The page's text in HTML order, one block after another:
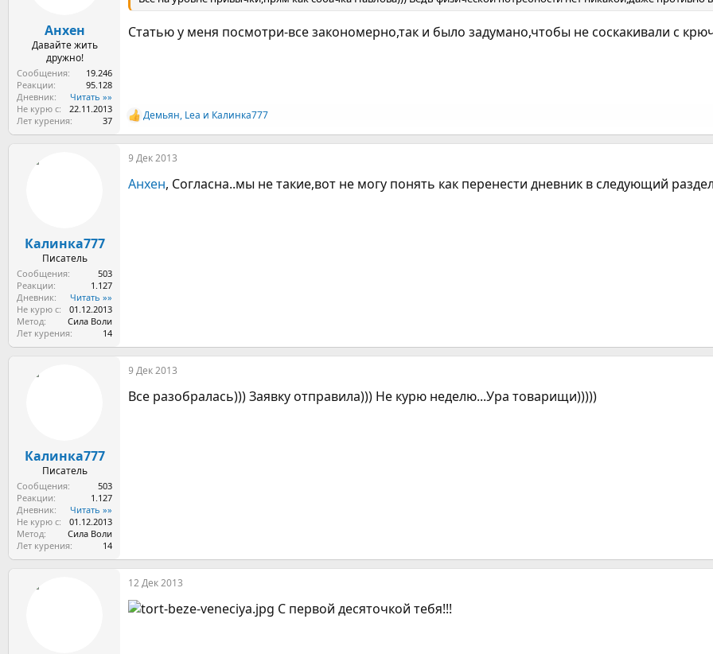
Анхен
Давайте жить
дружно!
Сообщения
19.246
Реакции
95.128
Дневник
Читать »»
Не курю с
22.11.2013
Лет курения
37
Статью у меня посмотри-все закономерно,так и было задумано,чтобы не соскакивали с
Р
е
а
к
и
Демьян, Lea и Калинка777
Калинка777
Писатель
Сообщения
503
Реакции
1.127
Дневник
Читать »»
Не курю с
01.12.2013
Метод
Сила Воли
Лет курения
14
9 Дек 2013
Анхен, Согласна..мы не такие,вот не могу понять как перенести дневник в следующий
Калинка777
Писатель
Сообщения
503
Реакции
1.127
Дневник
Читать »»
Не курю с
01.12.2013
Метод
Сила Воли
Лет курения
14
9 Дек 2013
Все разобралась))) Заявку отправила))) Не курю неделю...Ура товарищи)))))
12 Дек 2013
С первой десяточкой тебя!!!